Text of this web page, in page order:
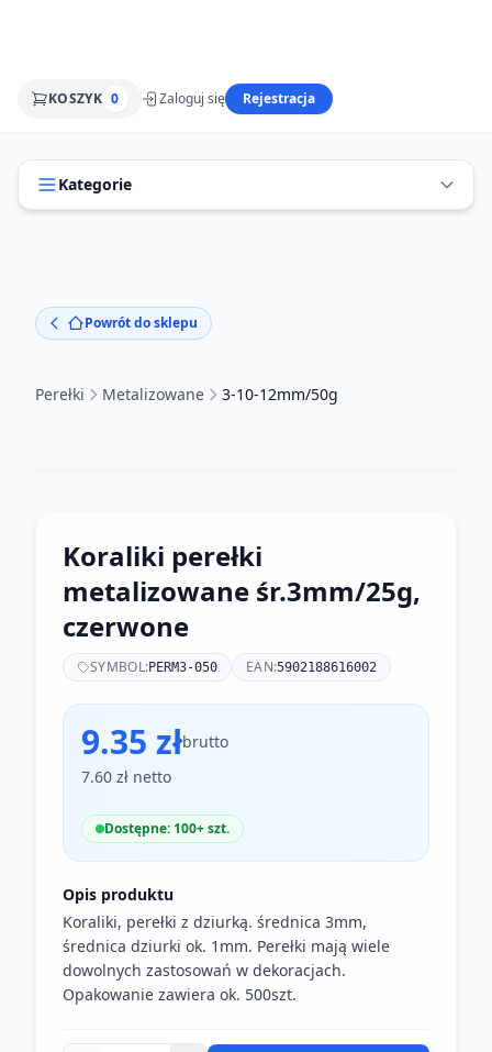
KOSZYK 0 Zaloguj się Rejestracja
Kategorie
Powrót do sklepu
Perełki Metalizowane 3-10-12mm/50g
Koraliki perełki
metalizowane śr.3mm/25g,
czerwone
SYMBOL:PERM3-050 EAN:5902188616002
9.35 złbrutto
7.60 zł netto
Dostępne: 100+ szt.
Opis produktu
Koraliki, perełki z dziurką. średnica 3mm,
średnica dziurki ok. 1mm. Perełki mają wiele
dowolnych zastosowań w dekoracjach.
Opakowanie zawiera ok. 500szt.